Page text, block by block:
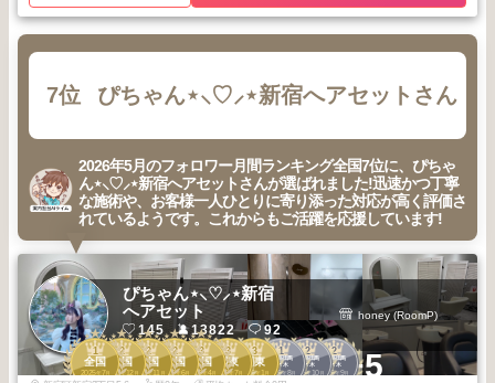
7位 ぴちゃん⋆⸜♡⸝‍⋆新宿へアセットさん
2026年5月のフォロワー月間ランキング全国7位に、ぴちゃ
ん⋆⸜♡⸝‍⋆新宿へアセットさんが選ばれました!迅速かつ丁寧
な施術や、お客様一人ひとりに寄り添った対応が高く評価さ
れているようです。これからもご活躍を応援しています!
1
全国
2025年 7月
2
全国
2025年12月
2
全国
2025年11
2
全国
2025年 6月
3
全国
2026年 4月
3
関東
2026年 7月
3
関東
2026年 1
1
新宿・高田馬
場・代々木
2025年 8月
2
新宿・高田馬
場・代々木
2025年 10
2
新宿・高田馬
場・代々木
2025年 9月+5
ぴちゃん⋆⸜♡⸝‍⋆新宿
へアセット
145 13822 92
honey (RoomP)